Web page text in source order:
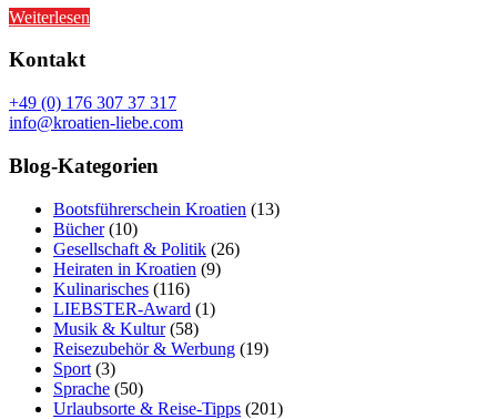
Weiterlesen
Kontakt
+49 (0) 176 307 37 317
info@kroatien-liebe.com
Blog-Kategorien
Bootsführerschein Kroatien (13)
Bücher(10)
Gesellschaft & Politik (26)
Heiraten in Kroatien (9)
Kulinarisches (116)
LIEBSTER-Award (1)
Musik & Kultur(58)
Reisezubehör & Werbung (19)
Sport (3)
Sprache (50)
Urlaubsorte & Reise-Tipps (201)